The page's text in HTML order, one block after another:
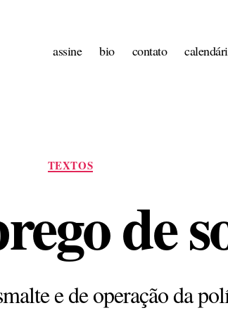
assine bio contato
Categorias
TEXTOS
de
e de operação da